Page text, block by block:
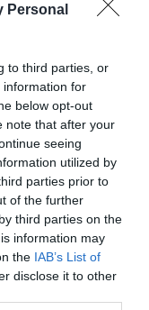
Personal
to third parties, or
information for
below opt-out
note that after your
seeing
utilized by
parties prior to
of the further
third parties on the
information may
the IAB’s List of
disclose it to other